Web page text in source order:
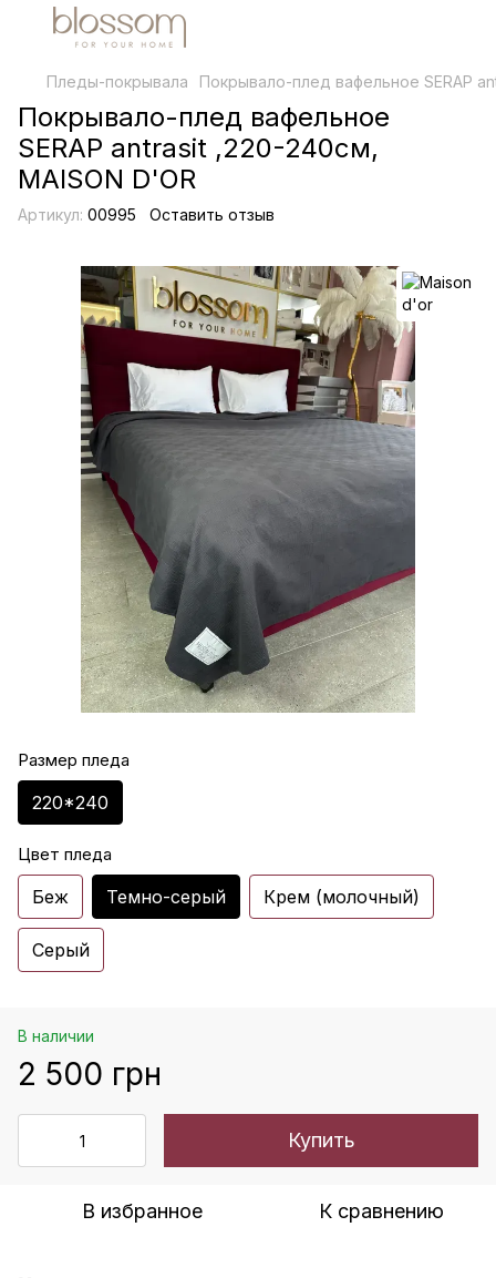
Пледы-покрывала Покрывало-плед вафельное SERAP
Покрывало-плед вафельное
SERAP antrasit ,220-240см,
MAISON D'OR
Артикул: 00995 Оставить отзыв
Размер пледа
220*240
Цвет пледа
Беж Темно-серый Крем (молочный)
Серый
В наличии
2 500 грн
Купить
В избранное К сравнению